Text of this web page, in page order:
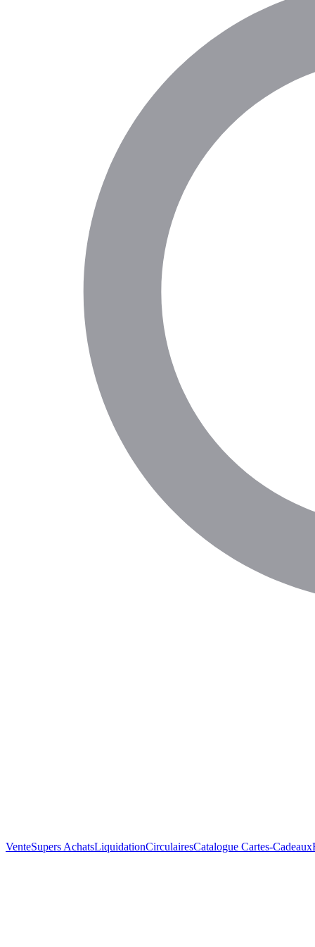
VenteSupers AchatsLiquidationCirculairesCatalogue Cartes-Cadeaux